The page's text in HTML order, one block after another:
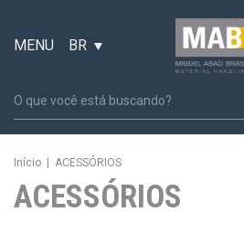
MENU BR
Início ACESSÓRIOS
ACESSÓRIOS